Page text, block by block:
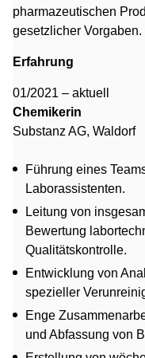
pharmazeutischen
gesetzlicher Vorgaben.
Erfahrung
01/2021 – aktuell
Chemikerin
Substanz AG, Waldorf
Führung eines
Laborassistenten.
Leitung von
Bewertung
Qualitätskontrolle.
Entwicklung von
spezieller
Enge
und Abfassung von